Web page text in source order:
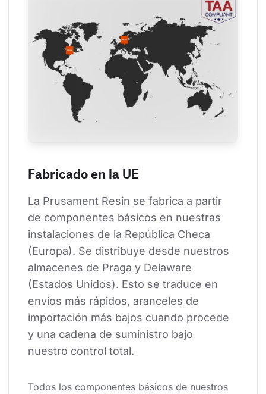
Fabricado en la UE
La Prusament Resin se fabrica a partir
de componentes básicos en nuestras
instalaciones de la República Checa
(Europa). Se distribuye desde nuestros
almacenes de Praga y Delaware
(Estados Unidos). Esto se traduce en
envíos más rápidos, aranceles de
importación más bajos cuando procede
y una cadena de suministro bajo
nuestro control total.
Todos los componentes básicos de nuestros